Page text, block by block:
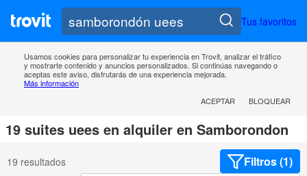
Tus favoritos
Usamos cookies para personalizar tu experiencia en Trovit, analizar el tráfico
y mostrarte contenido y anuncios personalizados. Si continúas navegando o
aceptas este aviso, disfrutarás de una experiencia mejorada.
Más información
ACEPTAR
BLOQUEAR
19 suites uees en alquiler en Samborondon
19 resultados Filtros (1)